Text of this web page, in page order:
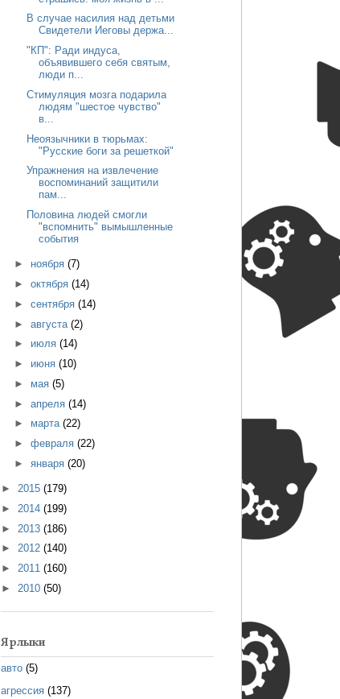
В случае насилия над детьми
Свидетели Иеговы держа...
"КП": Ради индуса,
объявившего себя святым,
люди п...
Стимуляция мозга подарила
людям "шестое чувство"
в...
Неоязычники в тюрьмах:
"Русские боги за решеткой"
Упражнения на извлечение
воспоминаний защитили
пам...
Половина людей смогли
"вспомнить" вымышленные
события
► ноября (7)
► октября (14)
► сентября (14)
► августа (2)
► июля (14)
► июня (10)
► мая (5)
► апреля (14)
► марта (22)
► февраля (22)
► января (20)
► 2015 (179)
► 2014 (199)
► 2013 (186)
► 2012 (140)
► 2011 (160)
► 2010 (50)
Ярлыки
авто (5)
агрессия (137)